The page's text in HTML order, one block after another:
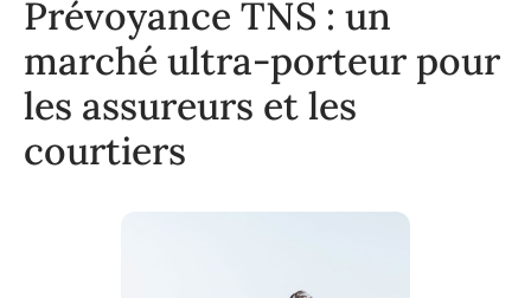
Prévoyance TNS : un
marché ultra-porteur pour
les assureurs et les
courtiers